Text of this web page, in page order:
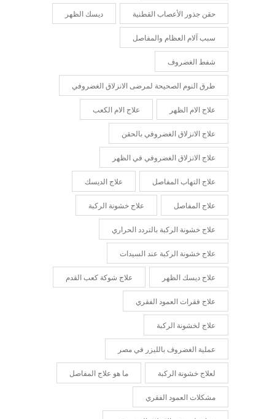
حقن جذور الأعصاب القطنية ديسك الظهر
سبب آلام العظام والمفاصل
شفط الغضروف
طرق النوم الصحيحة لمرضى الانزلاق الغضروفي
علاج الام الظهر علاج الام الكعب
علاج الانزلاق الغضروفي بالحقن
علاج الانزلاق الغضروفي في الظهر
علاج التهاب المفاصل علاج الديسك
علاج المفاصل علاج خشونة الركبة
علاج خشونة الركبة بالتردد الحراري
علاج خشونة الركبة عند السيدات
علاج ديسك الظهر علاج شوكة كعب القدم
علاج فقرات العمود الفقري
علاج لخشونة الركبة
عملية الغضروف بالليزر في مصر
لعلاج خشونة الركبة ما هو علاج المفاصل
مشكلات العمود الفقري